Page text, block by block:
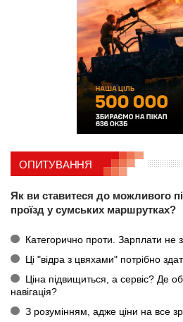
ОПИТУВАННЯ
Як ви ставитеся до можливого
проїзд у сумських маршрутках?
Категорично проти. Зарплати не
Ці "відра з цвяхами" потрібно
Ціна підвищиться, а сервіс? Де
навігація?
З розумінням, адже ціни на все